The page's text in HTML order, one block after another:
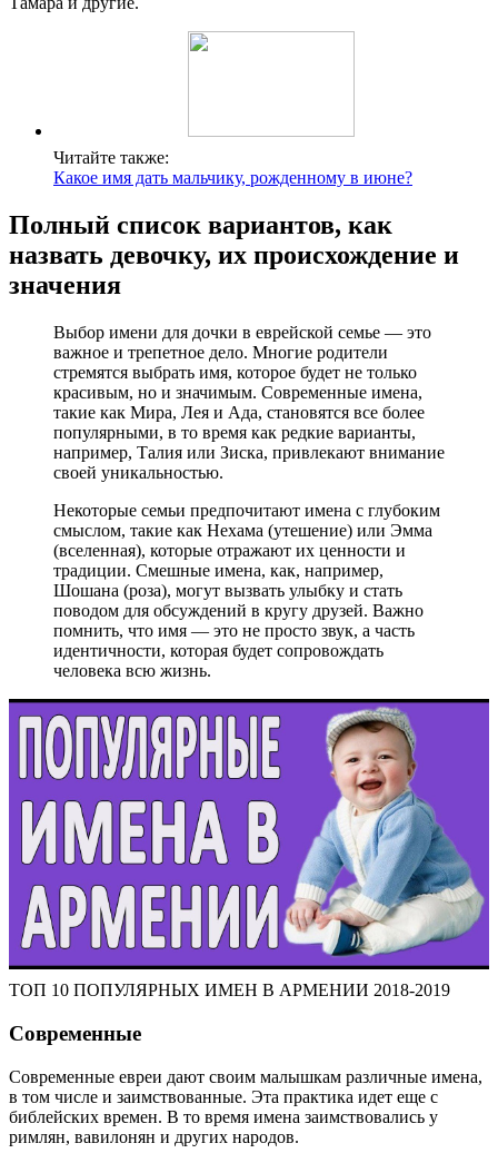
Читайте также:
Какое имя дать мальчику, рожденному в июне?
Полный список вариантов, как
назвать девочку, их происхождение и
значения
Выбор имени для дочки в еврейской семье — это
важное и трепетное дело. Многие родители
стремятся выбрать имя, которое будет не только
красивым, но и значимым. Современные имена,
такие как Мира, Лея и Ада, становятся все более
популярными, в то время как редкие варианты,
например, Талия или Зиска, привлекают внимание
своей уникальностью.
Некоторые семьи предпочитают имена с глубоким
смыслом, такие как Нехама (утешение) или Эмма
(вселенная), которые отражают их ценности и
традиции. Смешные имена, как, например,
Шошана (роза), могут вызвать улыбку и стать
поводом для обсуждений в кругу друзей. Важно
помнить, что имя — это не просто звук, а часть
идентичности, которая будет сопровождать
человека всю жизнь.
ТОП 10 ПОПУЛЯРНЫХ ИМЕН В АРМЕНИИ 2018-2019
Современные
Современные евреи дают своим малышкам различные имена,
в том числе и заимствованные. Эта практика идет еще с
библейских времен. В то время имена заимствовались у
римлян, вавилонян и других народов.